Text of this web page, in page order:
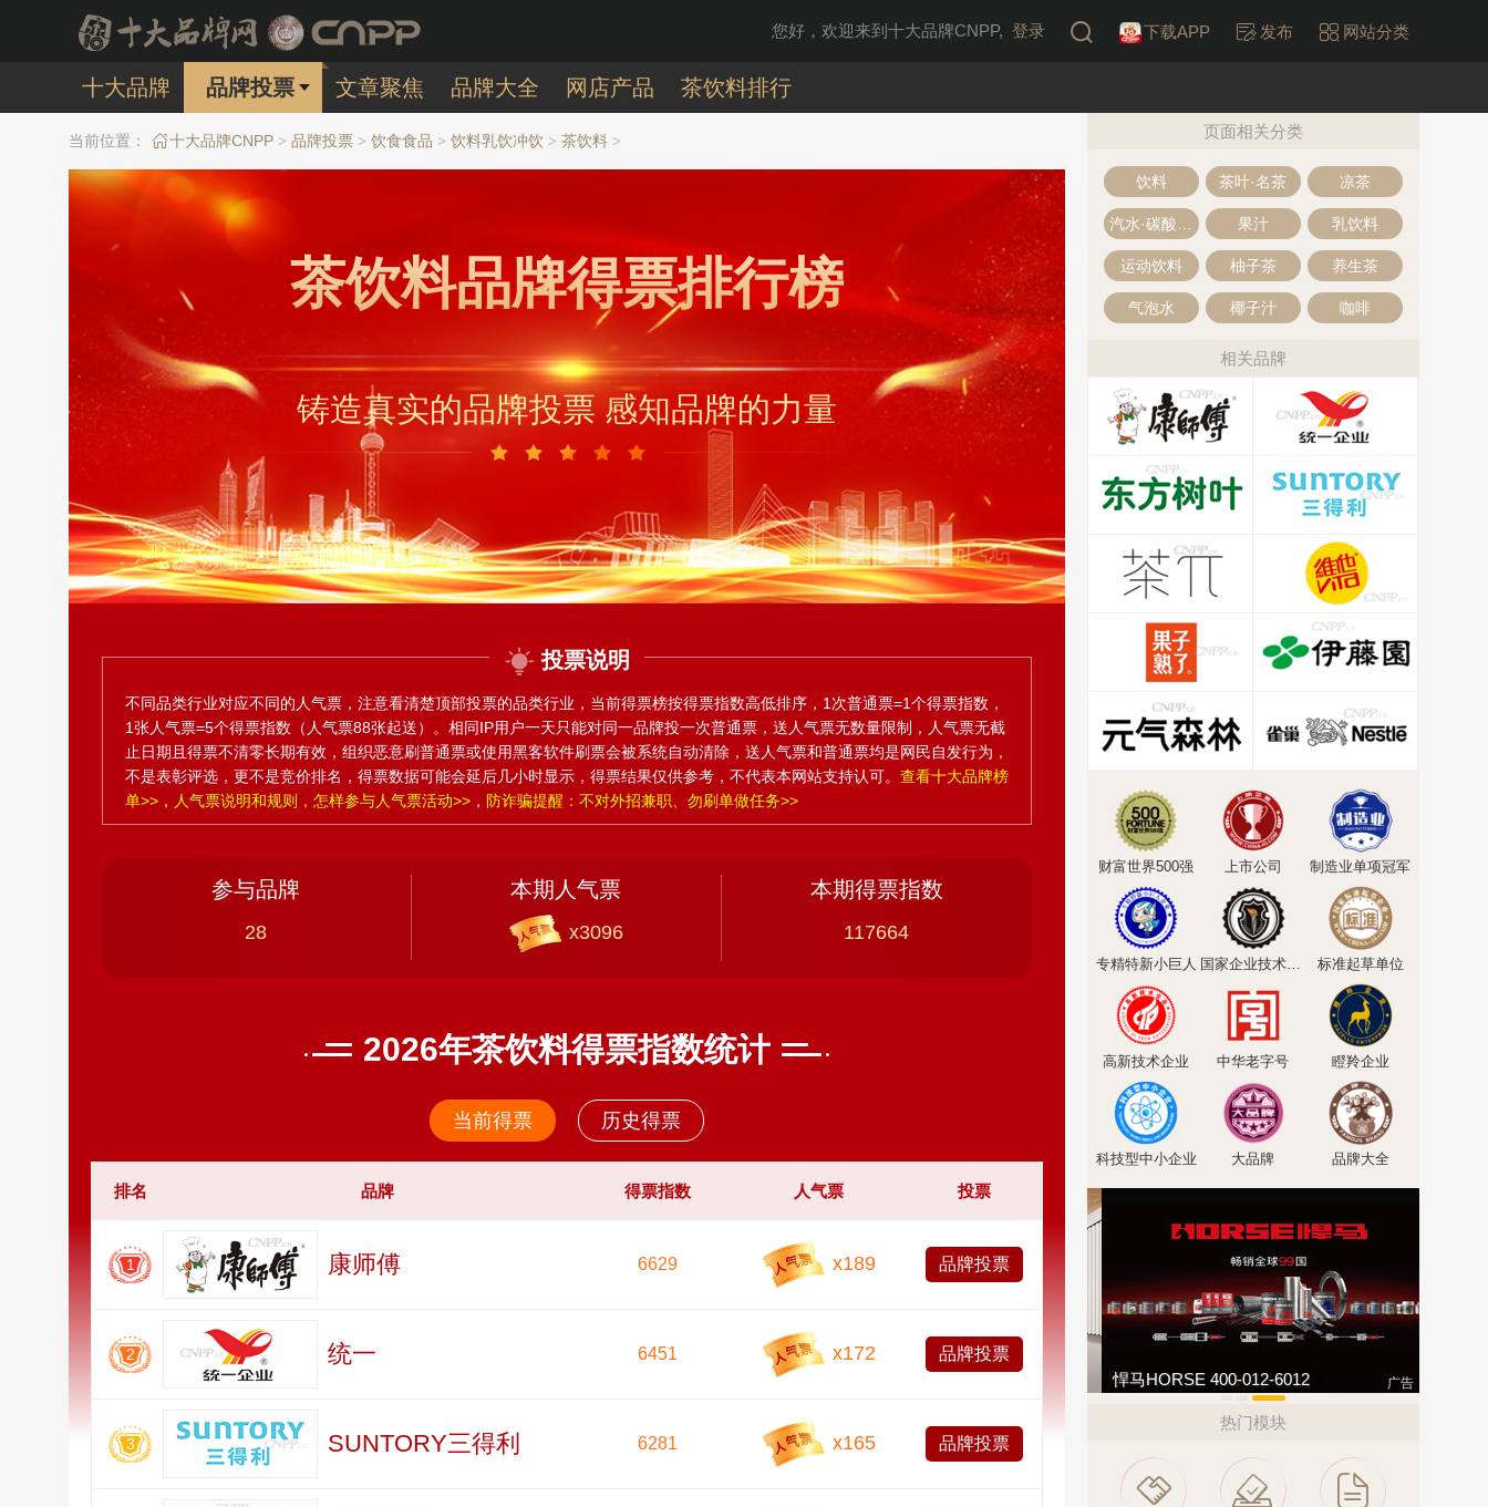
您好，欢迎来到十大品牌CNPP, 登录 下载APP 发布 网站分类
十大品牌 品牌投票 文章聚焦 品牌大全 网店产品 茶饮料排行
当前位置： 十大品牌CNPP > 品牌投票 > 饮食食品 > 饮料乳饮冲饮 > 茶饮料 >
茶饮料品牌得票排行榜
铸造真实的品牌投票 感知品牌的力量
投票说明
不同品类行业对应不同的人气票，注意看清楚顶部投票的品类行业，当前得票榜按得票指数高低排序，1次普通票=1个得票指数，
1张人气票=5个得票指数（人气票88张起送）。相同IP用户一天只能对同一品牌投一次普通票，送人气票无数量限制，人气票无截
止日期且得票不清零长期有效，组织恶意刷普通票或使用黑客软件刷票会被系统自动清除，送人气票和普通票均是网民自发行为，
不是表彰评选，更不是竞价排名，得票数据可能会延后几小时显示，得票结果仅供参考，不代表本网站支持认可。 查看十大品牌榜
单>> ， 人气票说明和规则，怎样参与人气票活动>> ， 防诈骗提醒：不对外招兼职、勿刷单做任务>>
参与品牌
28
本期人气票
x3096
本期得票指数
117664
2026年茶饮料得票指数统计
当前得票 历史得票
排名 品牌 得票指数 人气票 投票
1 康师傅 6629 x189 品牌投票
2 统一 6451 x172 品牌投票
3 SUNTORY三得利 6281 x165 品牌投票
页面相关分类
饮料 茶叶·名茶 凉茶
果汁 乳饮料
运动饮料 柚子茶 养生茶
气泡水 椰子汁 咖啡
相关品牌
财富世界500强 上市公司 制造业单项冠军
专精特新小巨人 国家企业技术中心 标准起草单位
高新技术企业 中华老字号 瞪羚企业
科技型中小企业 大品牌 品牌大全
创星地板 400-0519-398 广告
热门模块